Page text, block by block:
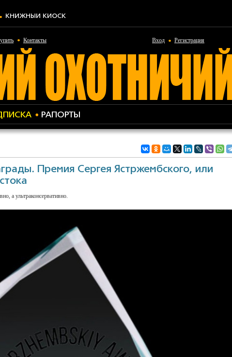
КНИЖНЫЙ КИОСК
Вход Регистрация
Контакты
РАПОРТЫ
Премия Сергея Ястржембского, или
а ультраконсервативно.